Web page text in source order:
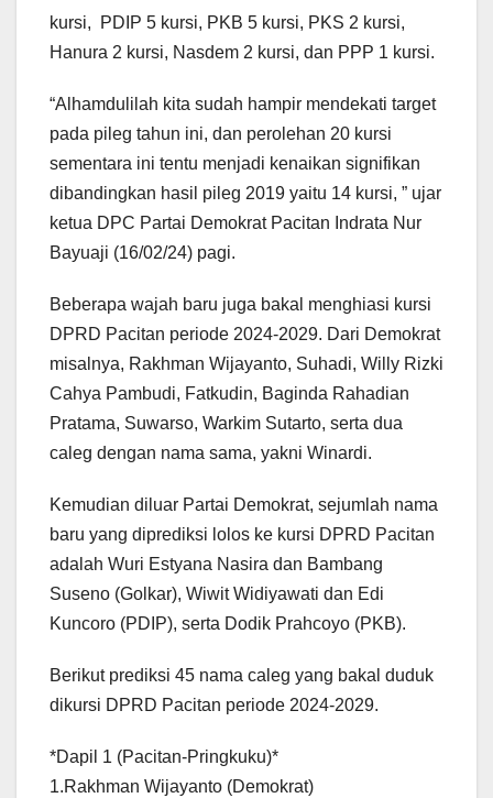
kursi, PDIP 5 kursi, PKB 5 kursi, PKS 2 kursi,
Hanura 2 kursi, Nasdem 2 kursi, dan PPP 1 kursi.
“Alhamdulilah kita sudah hampir mendekati target
pada pileg tahun ini, dan perolehan 20 kursi
sementara ini tentu menjadi kenaikan signifikan
dibandingkan hasil pileg 2019 yaitu 14 kursi, ” ujar
ketua DPC Partai Demokrat Pacitan Indrata Nur
Bayuaji (16/02/24) pagi.
Beberapa wajah baru juga bakal menghiasi kursi
DPRD Pacitan periode 2024-2029. Dari Demokrat
misalnya, Rakhman Wijayanto, Suhadi, Willy Rizki
Cahya Pambudi, Fatkudin, Baginda Rahadian
Pratama, Suwarso, Warkim Sutarto, serta dua
caleg dengan nama sama, yakni Winardi.
Kemudian diluar Partai Demokrat, sejumlah nama
baru yang diprediksi lolos ke kursi DPRD Pacitan
adalah Wuri Estyana Nasira dan Bambang
Suseno (Golkar), Wiwit Widiyawati dan Edi
Kuncoro (PDIP), serta Dodik Prahcoyo (PKB).
Berikut prediksi 45 nama caleg yang bakal duduk
dikursi DPRD Pacitan periode 2024-2029.
*Dapil 1 (Pacitan-Pringkuku)*
1.Rakhman Wijayanto (Demokrat)